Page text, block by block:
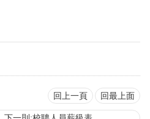
回上一頁 回最上面